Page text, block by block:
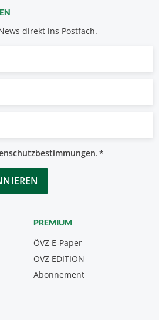
direkt ins Postfach.
.*
PREMIUM
ÖVZ E-Paper
Abonnement
ÖVZ EDITION